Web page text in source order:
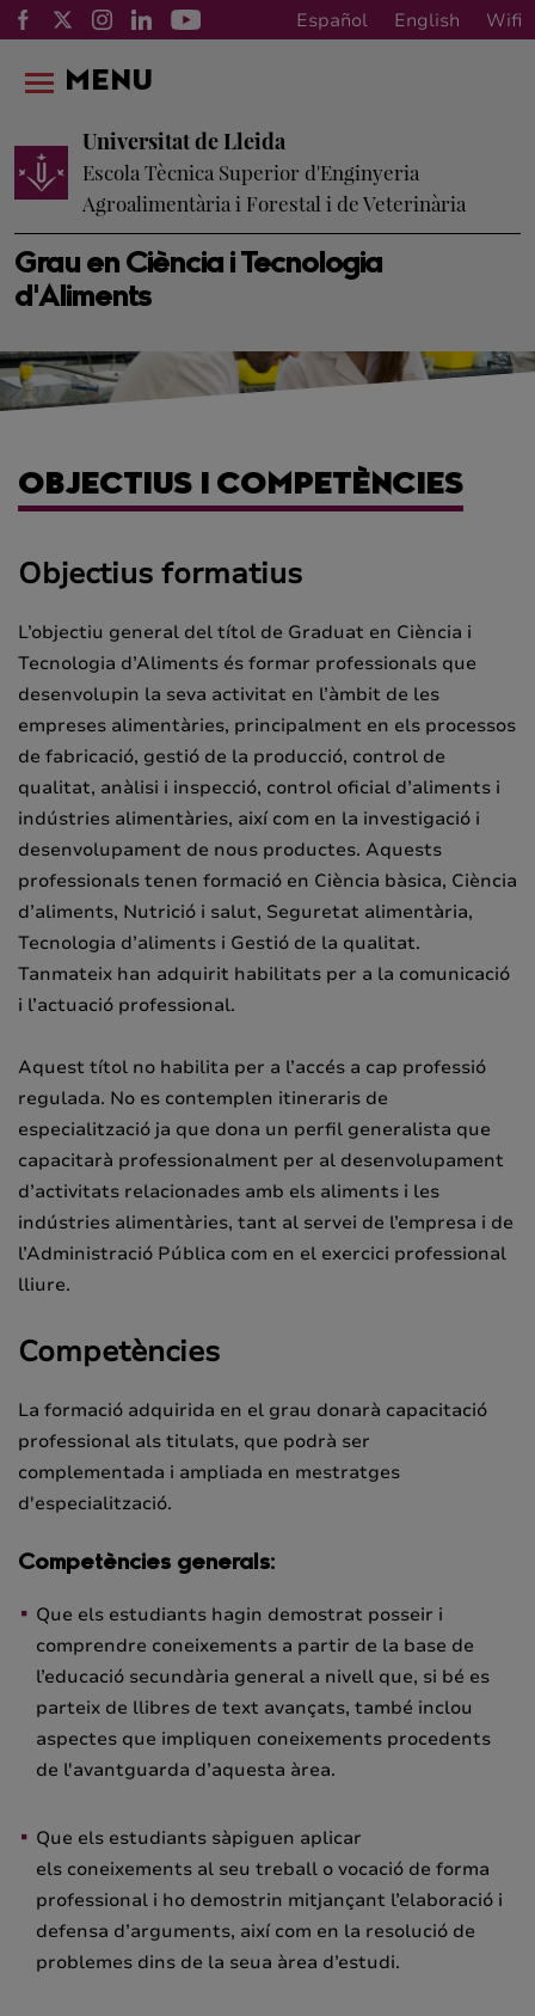
Español English Wifi
Grau en Ciència i Tecnologia
d'Aliments
Universitat de Lleida
Escola Tècnica Superior d'Enginyeria
Agroalimentària i Forestal i de Veterinària
MENU
OBJECTIUS I COMPETÈNCIES
Objectius formatius
L’objectiu general del títol de Graduat en Ciència i
Tecnologia d’Aliments és formar professionals que
desenvolupin la seva activitat en l’àmbit de les
empreses alimentàries, principalment en els processos
de fabricació, gestió de la producció, control de
qualitat, anàlisi i inspecció, control oficial d’aliments i
indústries alimentàries, així com en la investigació i
desenvolupament de nous productes. Aquests
professionals tenen formació en Ciència bàsica, Ciència
d’aliments, Nutrició i salut, Seguretat alimentària,
Tecnologia d’aliments i Gestió de la qualitat.
Tanmateix han adquirit habilitats per a la comunicació
i l’actuació professional.
Aquest títol no habilita per a l’accés a cap professió
regulada. No es contemplen itineraris de
especialització ja que dona un perfil generalista que
capacitarà professionalment per al desenvolupament
d’activitats relacionades amb els aliments i les
indústries alimentàries, tant al servei de l’empresa i de
l’Administració Pública com en el exercici professional
lliure.
Competències
La formació adquirida en el grau donarà capacitació
professional als titulats, que podrà ser
complementada i ampliada en mestratges
d'especialització.
Competències generals:
Que els estudiants hagin demostrat posseir i
comprendre coneixements a partir de la base de
l’educació secundària general a nivell que, si bé es
parteix de llibres de text avançats, també inclou
aspectes que impliquen coneixements procedents
de l'avantguarda d’aquesta àrea.
Que els estudiants sàpiguen aplicar
els coneixements al seu treball o vocació de forma
professional i ho demostrin mitjançant l’elaboració i
defensa d’arguments, així com en la resolució de
problemes dins de la seua àrea d’estudi.